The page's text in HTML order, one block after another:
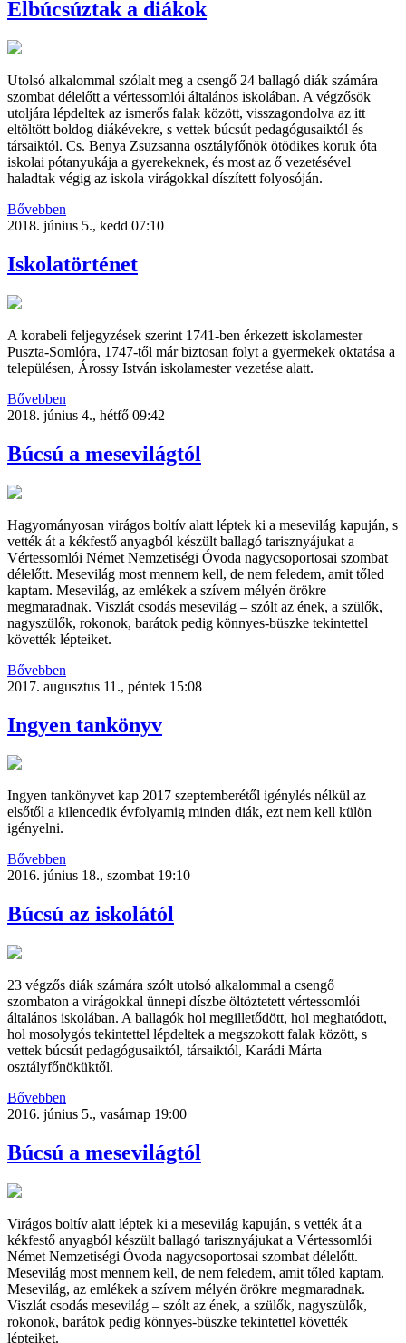
Elbúcsúztak a diákok
Utolsó alkalommal szólalt meg a csengő 24 ballagó diák számára
szombat délelőtt a vértessomlói általános iskolában. A végzősök
utoljára lépdeltek az ismerős falak között, visszagondolva az itt
eltöltött boldog diákévekre, s vettek búcsút pedagógusaiktól és
társaiktól. Cs. Benya Zsuzsanna osztályfőnök ötödikes koruk óta
iskolai pótanyukája a gyerekeknek, és most az ő vezetésével
haladtak végig az iskola virágokkal díszített folyosóján.
Bővebben
2018. június 5., kedd 07:10
Iskolatörténet
A korabeli feljegyzések szerint 1741-ben érkezett iskolamester
Puszta-Somlóra, 1747-től már biztosan folyt a gyermekek oktatása a
településen, Árossy István iskolamester vezetése alatt.
Bővebben
2018. június 4., hétfő 09:42
Búcsú a mesevilágtól
Hagyományosan virágos boltív alatt léptek ki a mesevilág kapuján, s
vették át a kékfestő anyagból készült ballagó tarisznyájukat a
Vértessomlói Német Nemzetiségi Óvoda nagycsoportosai szombat
délelőtt. Mesevilág most mennem kell, de nem feledem, amit tőled
kaptam. Mesevilág, az emlékek a szívem mélyén örökre
megmaradnak. Viszlát csodás mesevilág – szólt az ének, a szülők,
nagyszülők, rokonok, barátok pedig könnyes-büszke tekintettel
követték lépteiket.
Bővebben
2017. augusztus 11., péntek 15:08
Ingyen tankönyv
Ingyen tankönyvet kap 2017 szeptemberétől igénylés nélkül az
elsőtől a kilencedik évfolyamig minden diák, ezt nem kell külön
igényelni.
Bővebben
2016. június 18., szombat 19:10
Búcsú az iskolától
23 végzős diák számára szólt utolsó alkalommal a csengő
szombaton a virágokkal ünnepi díszbe öltöztetett vértessomlói
általános iskolában. A ballagók hol megilletődött, hol meghatódott,
hol mosolygós tekintettel lépdeltek a megszokott falak között, s
vettek búcsút pedagógusaiktól, társaiktól, Karádi Márta
osztályfőnöküktől.
Bővebben
2016. június 5., vasárnap 19:00
Búcsú a mesevilágtól
Virágos boltív alatt léptek ki a mesevilág kapuján, s vették át a
kékfestő anyagból készült ballagó tarisznyájukat a Vértessomlói
Német Nemzetiségi Óvoda nagycsoportosai szombat délelőtt.
Mesevilág most mennem kell, de nem feledem, amit tőled kaptam.
Mesevilág, az emlékek a szívem mélyén örökre megmaradnak.
Viszlát csodás mesevilág – szólt az ének, a szülők, nagyszülők,
rokonok, barátok pedig könnyes-büszke tekintettel követték
lépteiket.